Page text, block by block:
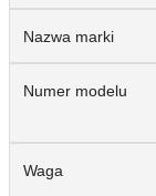
Nazwa marki
Numer modelu
Waga